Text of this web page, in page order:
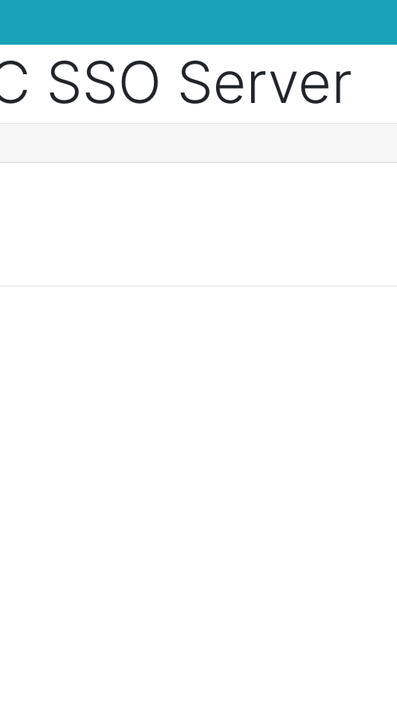
SSO Server